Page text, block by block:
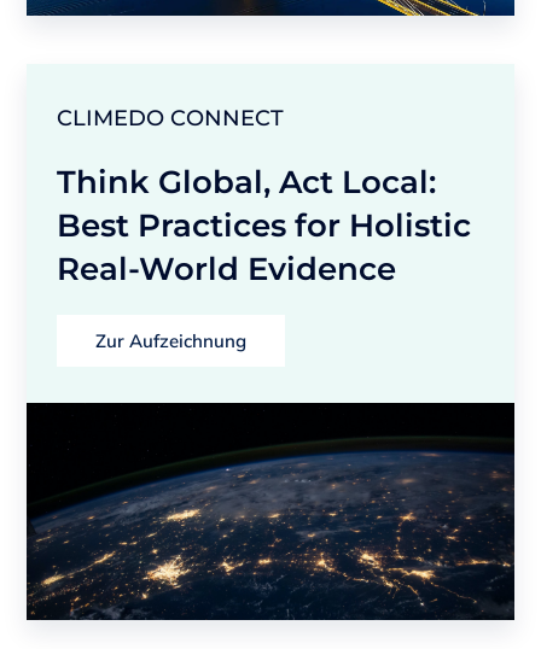
CLIMEDO CONNECT
Think Global, Act Local:
Best Practices for Holistic
Real-World Evidence
Zur Aufzeichnung